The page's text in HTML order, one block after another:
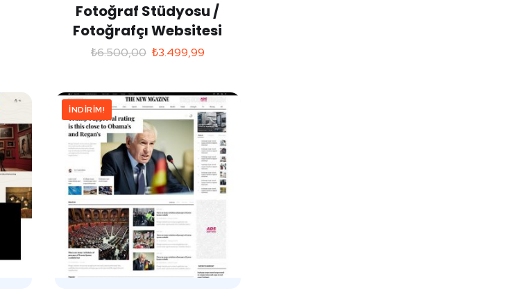
Fotoğraf Stüdyosu /
Fotoğrafçı Websitesi
₺6.500,00 ₺3.499,99
İNDIRIM!